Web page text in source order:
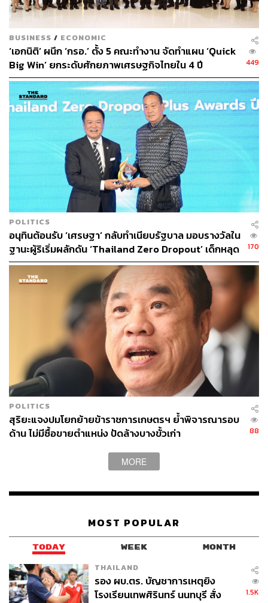
แบงก์รัฐ-เอกชนขานรับนายกฯ แห่ลดดอกเบี้ย 0.25% ช่วย
เหลือกลุ่มลูกค้าเปราะบางเป็นเวลา 6 เดือน นักวิเคราะห์
ประเมินผลกระทบน้อยมากเมื่อเทียบกับประมาณการกำไร
ของหุ้นกลุ่มธนาคารในปีนี้
สามารถติดตาม THE STANDARD WEALTH
ผ่านแอปพลิเคชันต่างๆ ที่คุณสะดวกหรือใช้งานอยู่แล้วได้เลย
TAGS: สมาคมธนาคารไทย ลดดอกเบี้ย
ธนาคารรัฐ
เศรษฐา ทวีสิน
ธนาคาร
266
ABOUT THE AUTHOR
สกุลชัย เก่งอนันตานนท์
Content Creator สำนักข่าว THE
STANDARD WEALTH
BUSINESS / ECONOMIC
‘เอกนิติ’ ผนึก ‘กรอ.’ ตั้ง 5 คณะทำงาน จัดทำแผน ‘Quick
Big Win’ ยกระดับศักยภาพเศรษฐกิจไทยใน 4 ปี
449
POLITICS
อนุทินต้อนรับ ‘เศรษฐา’ กลับทำเนียบรัฐบาล มอบรางวัลใน
ฐานะผู้ริเริ่มผลักดัน ‘Thailand Zero Dropout’ เด็กหลุด
ระบบลดจาก 1 ล้าน เหลือ 6 แสนคน
170
POLITICS
สุริยะแจงปมโยกย้ายข้าราชการเกษตรฯ ย้ำพิจารณารอบ
ด้าน ไม่มีซื้อขายตำแหน่ง ปัดล้างบางขั้วเก่า
88
MORE
MOST POPULAR
TODAY WEEK MONTH
THAILAND
รอง ผบ.ตร. บัญชาการเหตุยิง
โรงเรียนเทพศิรินทร์ นนทบุรี สั่ง
1.5K